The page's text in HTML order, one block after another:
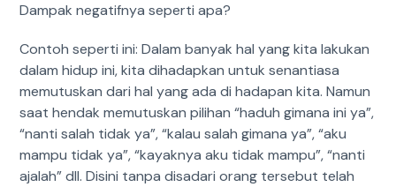
Dampak negatifnya seperti apa?
Contoh seperti ini: Dalam banyak hal yang kita lakukan
dalam hidup ini, kita dihadapkan untuk senantiasa
memutuskan dari hal yang ada di hadapan kita. Namun
saat hendak memutuskan pilihan “haduh gimana ini ya”,
“nanti salah tidak ya”, “kalau salah gimana ya”, “aku
mampu tidak ya”, “kayaknya aku tidak mampu”, “nanti
ajalah” dll. Disini tanpa disadari orang tersebut telah